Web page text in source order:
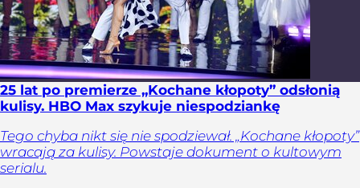
25 lat po premierze „Kochane kłopoty” odsłonią
kulisy. HBO Max szykuje niespodziankę
Tego chyba nikt się nie spodziewał. „Kochane kłopoty”
wracają za kulisy. Powstaje dokument o kultowym
serialu.